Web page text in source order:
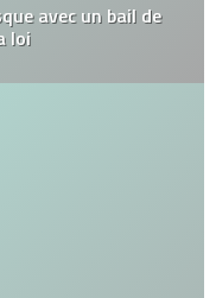
avec un bail de
loi